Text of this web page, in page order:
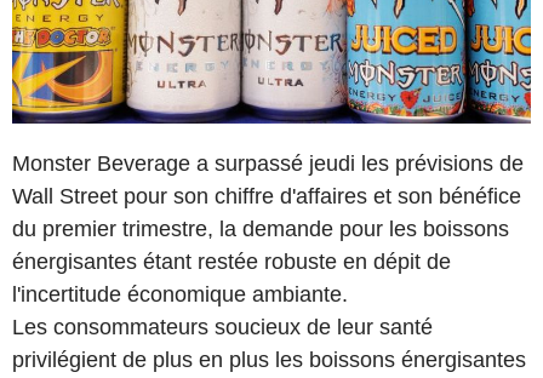
Monster Beverage a surpassé jeudi les prévisions de
Wall Street pour son chiffre d'affaires et son bénéfice
du premier trimestre, la demande pour les boissons
énergisantes étant restée robuste en dépit de
l'incertitude économique ambiante.
Les consommateurs soucieux de leur santé
privilégient de plus en plus les boissons énergisantes